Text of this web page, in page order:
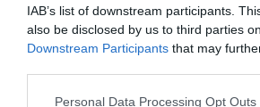
IAB’s list of downstream participants.
also be disclosed by us to third parties
Downstream Participants that may
Personal Data Processing Opt Outs